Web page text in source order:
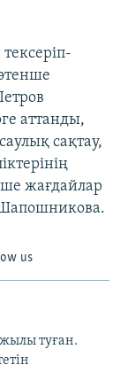
аттанды,
сақтау,
жағдайлар
Шапошникова.
us
туған.